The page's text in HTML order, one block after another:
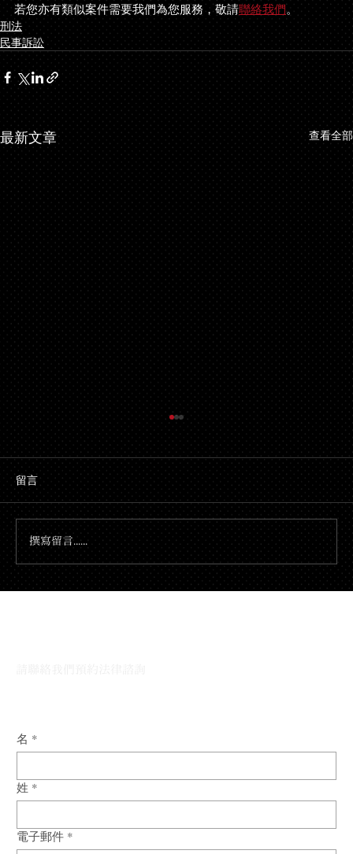
若您亦有類似案件需要我們為您服務，敬請聯絡我們。
刑法
民事訴訟
最新文章 查看全部
解決股東壓迫申索
留言
撰寫留言......
名 *
姓 *
電子郵件 *